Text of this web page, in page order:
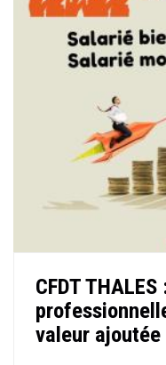
CFDT
valeur ajoutée